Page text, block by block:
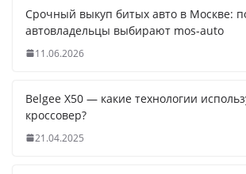
Срочный выкуп битых авто в Москве:
автовладельцы выбирают mos-auto
11.06.2026
Belgee X50 — какие технологии
кроссовер?
21.04.2025